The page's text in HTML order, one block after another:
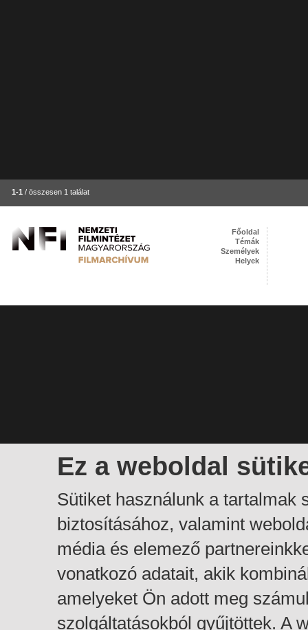
1-1 / összesen 1 találat
Ez a weboldal
Sütiket használunk a tartalmak
biztosításához, valamint
média és elemező
vonatkozó adatait, akik
amelyeket Ön adott meg
szolgáltatásokból gyűjtöttek. A
Főoldal
Témák
Személyek
Helyek